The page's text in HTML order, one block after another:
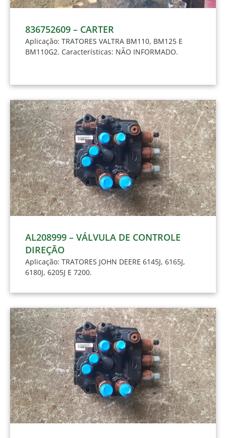
836752609 – CARTER
Aplicação: TRATORES VALTRA BM110, BM125 E
BM110G2. Características: NÃO INFORMADO.
AL208999 – VÁLVULA DE CONTROLE
DIREÇÃO
Aplicação: TRATORES JOHN DEERE 6145J, 6165J,
6180J, 6205J E 7200.